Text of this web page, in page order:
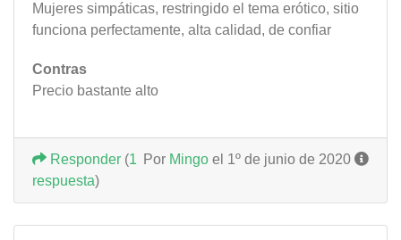
Mujeres simpáticas, restringido el tema erótico, sitio
funciona perfectamente, alta calidad, de confiar
Contras
Precio bastante alto
Por Mingo el 1º de junio de 2020
Responder (1
respuesta)